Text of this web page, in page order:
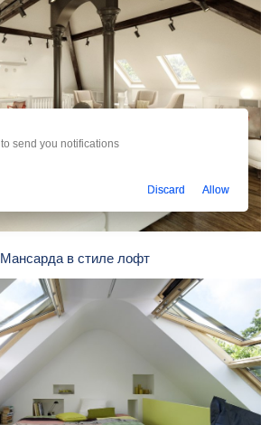
Мансарда в стиле лофт
send you notifications
Discard Allow